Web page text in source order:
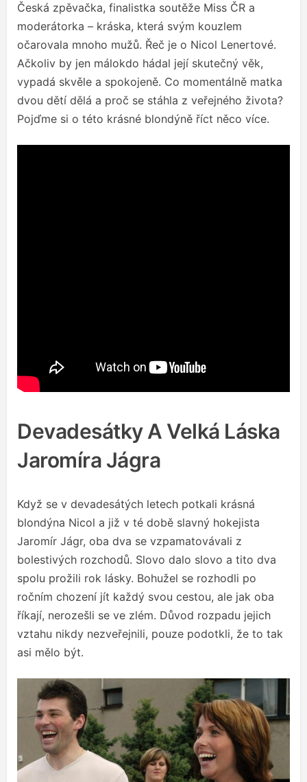
Česká zpěvačka, finalistka soutěže Miss ČR a
moderátorka – kráska, která svým kouzlem
očarovala mnoho mužů. Řeč je o Nicol Lenertové.
Ačkoliv by jen málokdo hádal její skutečný věk,
vypadá skvěle a spokojeně. Co momentálně matka
dvou dětí dělá a proč se stáhla z veřejného života?
Pojďme si o této krásné blondýně říct něco více.
Devadesátky A Velká Láska
Jaromíra Jágra
Když se v devadesátých letech potkali krásná
blondýna Nicol a již v té době slavný hokejista
Jaromír Jágr, oba dva se vzpamatovávali z
bolestivých rozchodů. Slovo dalo slovo a tito dva
spolu prožili rok lásky. Bohužel se rozhodli po
ročním chození jít každý svou cestou, ale jak oba
říkají, nerozešli se ve zlém. Důvod rozpadu jejich
vztahu nikdy nezveřejnili, pouze podotkli, že to tak
asi mělo být.